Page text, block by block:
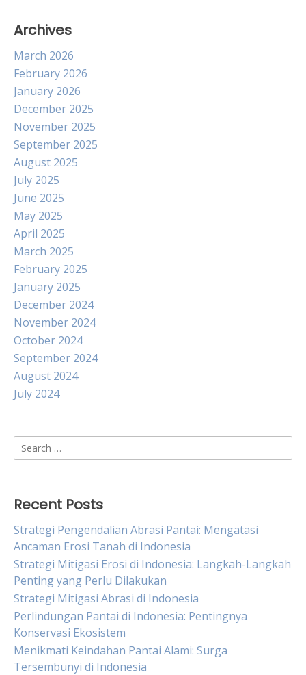
Archives
March 2026
February 2026
January 2026
December 2025
November 2025
September 2025
August 2025
July 2025
June 2025
May 2025
April 2025
March 2025
February 2025
January 2025
December 2024
November 2024
October 2024
September 2024
August 2024
July 2024
Search
for:
Recent Posts
Strategi Pengendalian Abrasi Pantai: Mengatasi
Ancaman Erosi Tanah di Indonesia
Strategi Mitigasi Erosi di Indonesia: Langkah-Langkah
Penting yang Perlu Dilakukan
Strategi Mitigasi Abrasi di Indonesia
Perlindungan Pantai di Indonesia: Pentingnya
Konservasi Ekosistem
Menikmati Keindahan Pantai Alami: Surga
Tersembunyi di Indonesia